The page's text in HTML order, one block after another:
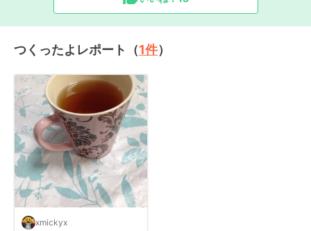
つくったよレポート（1件）
xmickyx